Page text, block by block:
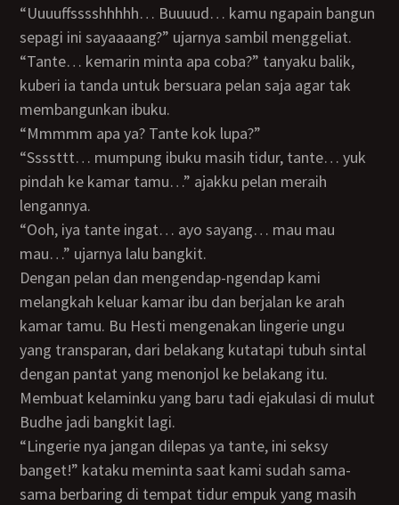
“Uuuuffsssshhhhh… Buuuud… kamu ngapain bangun
sepagi ini sayaaaang?” ujarnya sambil menggeliat.
“Tante… kemarin minta apa coba?” tanyaku balik,
kuberi ia tanda untuk bersuara pelan saja agar tak
membangunkan ibuku.
“Mmmmm apa ya? Tante kok lupa?”
“Ssssttt… mumpung ibuku masih tidur, tante… yuk
pindah ke kamar tamu…” ajakku pelan meraih
lengannya.
“Ooh, iya tante ingat… ayo sayang… mau mau
mau…” ujarnya lalu bangkit.
Dengan pelan dan mengendap-ngendap kami
melangkah keluar kamar ibu dan berjalan ke arah
kamar tamu. Bu Hesti mengenakan lingerie ungu
yang transparan, dari belakang kutatapi tubuh sintal
dengan pantat yang menonjol ke belakang itu.
Membuat kelaminku yang baru tadi ejakulasi di mulut
Budhe jadi bangkit lagi.
“Lingerie nya jangan dilepas ya tante, ini seksy
banget!” kataku meminta saat kami sudah sama-
sama berbaring di tempat tidur empuk yang masih